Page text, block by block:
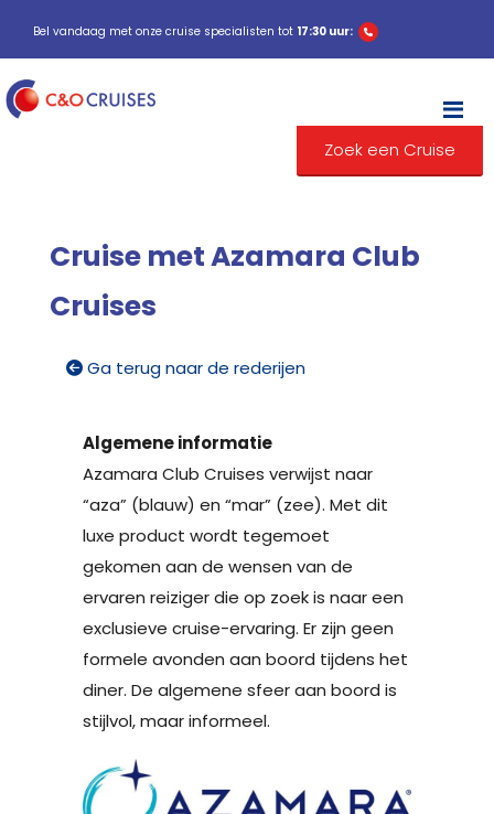
Bel vandaag met onze cruise specialisten tot 17:30 uur:
Zoek een Cruise
Cruise met Azamara Club
Cruises
Ga terug naar de rederijen
Algemene informatie
Azamara Club Cruises verwijst naar
“aza” (blauw) en “mar” (zee). Met dit
luxe product wordt tegemoet
gekomen aan de wensen van de
ervaren reiziger die op zoek is naar een
exclusieve cruise-ervaring. Er zijn geen
formele avonden aan boord tijdens het
diner. De algemene sfeer aan boord is
stijlvol, maar informeel.